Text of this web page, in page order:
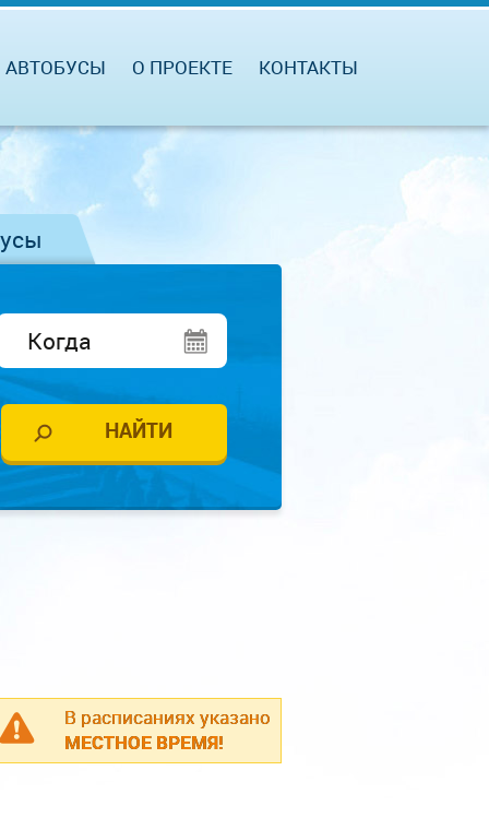
АВТОБУСЫ О ПРОЕКТЕ КОНТАКТЫ
В расписаниях указано
МЕСТНОЕ ВРЕМЯ!